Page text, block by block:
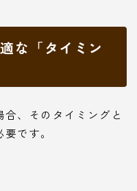
な「タイミン
、そのタイミングと
です。